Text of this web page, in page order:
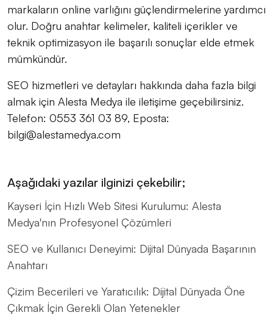
markaların online varlığını güçlendirmelerine yardımcı
olur. Doğru anahtar kelimeler, kaliteli içerikler ve
teknik optimizasyon ile başarılı sonuçlar elde etmek
mümkündür.
SEO hizmetleri ve detayları hakkında daha fazla bilgi
almak için Alesta Medya ile iletişime geçebilirsiniz.
Telefon: 0553 361 03 89, Eposta:
bilgi@alestamedya.com
Aşağıdaki yazılar ilginizi çekebilir;
Kayseri İçin Hızlı Web Sitesi Kurulumu: Alesta
Medya'nın Profesyonel Çözümleri
SEO ve Kullanıcı Deneyimi: Dijital Dünyada Başarının
Anahtarı
Çizim Becerileri ve Yaratıcılık: Dijital Dünyada Öne
Çıkmak İçin Gerekli Olan Yetenekler